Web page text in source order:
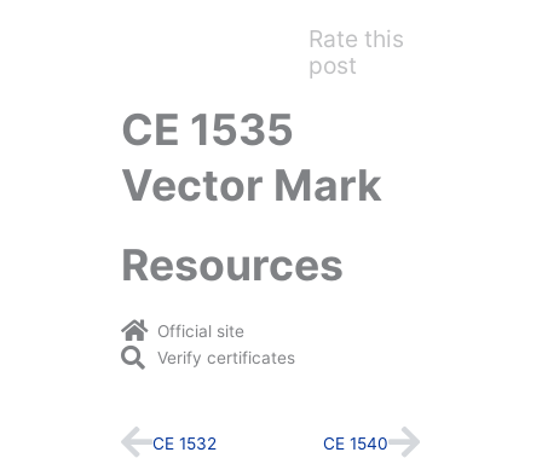
Rate this
post
CE 1535
Vector Mark
Resources
Official site
Verify certificates
Prev
CE 1532 CE 1540Next